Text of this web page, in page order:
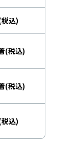
込)
(税込)
(税込)
込)